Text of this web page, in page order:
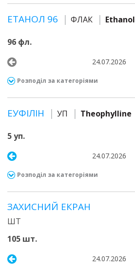
ЕТАНОЛ 96 ФЛАК Ethanol
96 фл.
24.07.2026
Розподіл за категоріями
ЕУФІЛІН УП Theophylline
5 уп.
24.07.2026
Розподіл за категоріями
ЗАХИСНИЙ ЕКРАН
ШТ
105 шт.
24.07.2026